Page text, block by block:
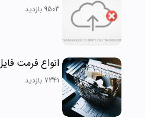
9503 بازدید
انواع فرمت
7341 بازدید